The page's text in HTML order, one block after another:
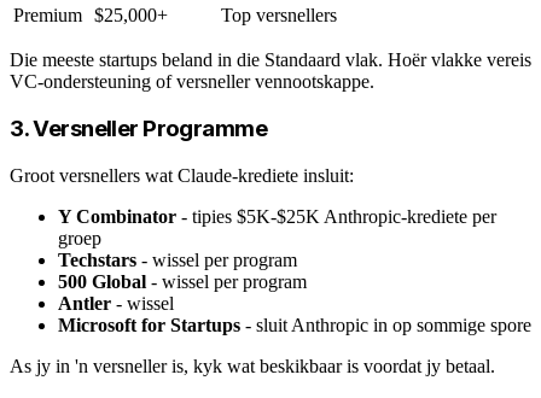
Premium $25,000+ Top versnellers
Die meeste startups beland in die Standaard vlak. Hoër vlakke vereis
VC-ondersteuning of versneller vennootskappe.
3. Versneller Programme
Groot versnellers wat Claude-krediete insluit:
Y Combinator - tipies $5K-$25K Anthropic-krediete per
groep
Techstars - wissel per program
500 Global - wissel per program
Antler - wissel
Microsoft for Startups - sluit Anthropic in op sommige spore
As jy in 'n versneller is, kyk wat beskikbaar is voordat jy betaal.